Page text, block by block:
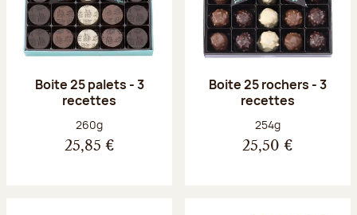
Boite 25 palets - 3
recettes
Poids net :
260g
25,85 €
Boite 25 rochers - 3
recettes
Poids net :
254g
25,50 €